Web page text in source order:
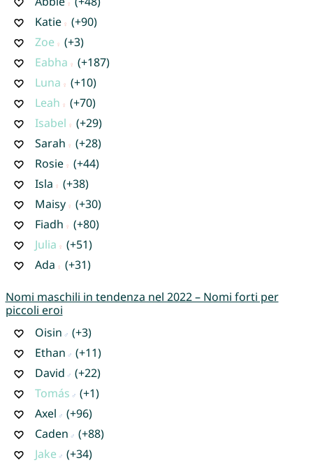
Katie
(+90)
Zoe
(+3)
Eabha
(+187)
Luna
(+10)
Leah
(+70)
Isabel
(+29)
Sarah
(+28)
Rosie
(+44)
Isla
(+38)
Maisy
(+30)
Fiadh
(+80)
Julia
(+51)
Ada
(+31)
Nomi maschili in tendenza nel 2022 – Nomi forti per
piccoli eroi
Oisin
(+3)
Ethan
(+11)
David
(+22)
Tomás
(+1)
Axel
(+96)
Caden
(+88)
Jake
(+34)